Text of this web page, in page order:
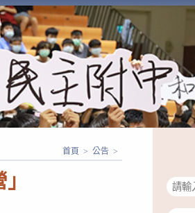
首頁 > 公告 >